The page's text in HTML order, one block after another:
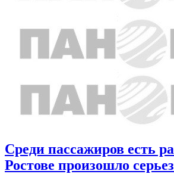
Среди пассажиров есть
Ростове произошло